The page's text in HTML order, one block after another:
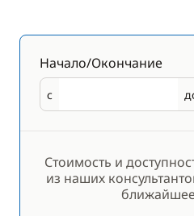
Начало/Окончание
с
Начало
Стоимость и
из наших